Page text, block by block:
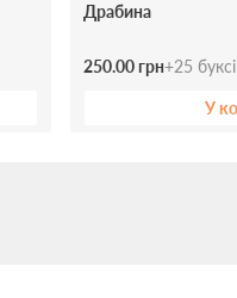
Драбина
250.00 грн+25
У